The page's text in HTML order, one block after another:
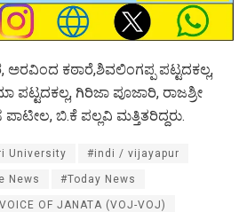
ಅರವಿಂದ ಕಠಾರೆ,ಶಿವಲಿಂಗಪ್ಪ ಪಟ್ಟದಕಲ್ಲ,
ಗಿರಿಜಾ ಪೂಜಾರಿ, ರಾಜಶ್ರೀ
ಬಿ.ಕೆ ಪಲ್ಲವಿ ಮತ್ತಿತರಿದ್ದರು.
University #indi / vijayapur
News #Today News
OF JANATA (VOJ-VOJ)